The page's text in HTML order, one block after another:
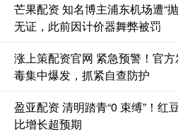
芒果配资 知名博主浦东机场遭“
无证，此前因计价器舞弊被罚
涨上策配资官网 紧急预警！官
毒集中爆发，抓紧自查防护
盈亚配资 清明踏青“0 束缚”！红
比增长超预期